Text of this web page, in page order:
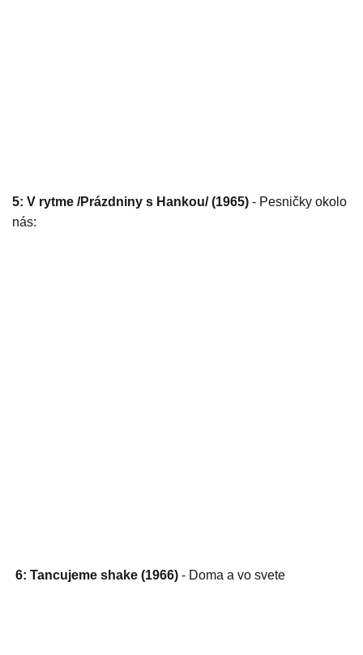
5: V rytme /Prázdniny s Hankou/ (1965) - Pesničky okolo
nás:
6: Tancujeme shake (1966) - Doma a vo svete